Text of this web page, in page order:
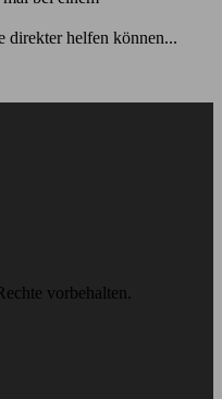
direkter helfen können...
vorbehalten.